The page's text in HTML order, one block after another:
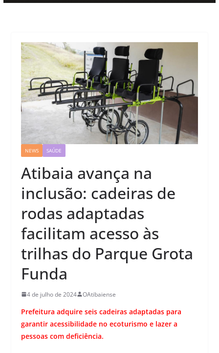
NEWS SAÚDE
Atibaia avança na
inclusão: cadeiras de
rodas adaptadas
facilitam acesso às
trilhas do Parque Grota
Funda
4 de julho de 2024 OAtibaiense
Prefeitura adquire seis cadeiras adaptadas para
garantir acessibilidade no ecoturismo e lazer a
pessoas com deficiência.